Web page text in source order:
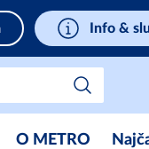
Info &
O METRO